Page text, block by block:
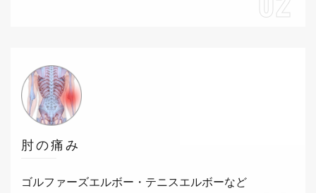
肘の痛み
ゴルファーズエルボー・テニスエルボーなど